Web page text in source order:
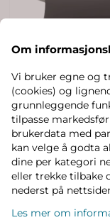
Babybjörn
Om
Vi bruker egne og
(cookies) og
grunnleggende
tilpasse
brukerdata med
kan velge å godta
dine per kategori
eller trekke tilbake
nederst på
Les mer om